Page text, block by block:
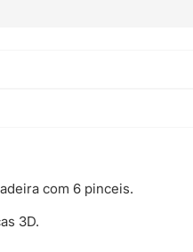
com 6 pinceis.
3D.